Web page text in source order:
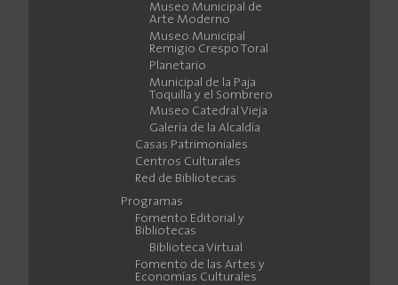
Museo Municipal de
Arte Moderno
Museo Municipal
Remigio Crespo Toral
Planetario
Municipal de la Paja
Toquilla y el Sombrero
Museo Catedral Vieja
Galería de la Alcaldía
Casas Patrimoniales
Centros Culturales
Red de Bibliotecas
Programas
Fomento Editorial y
Bibliotecas
Biblioteca Virtual
Fomento de las Artes y
Economías Culturales